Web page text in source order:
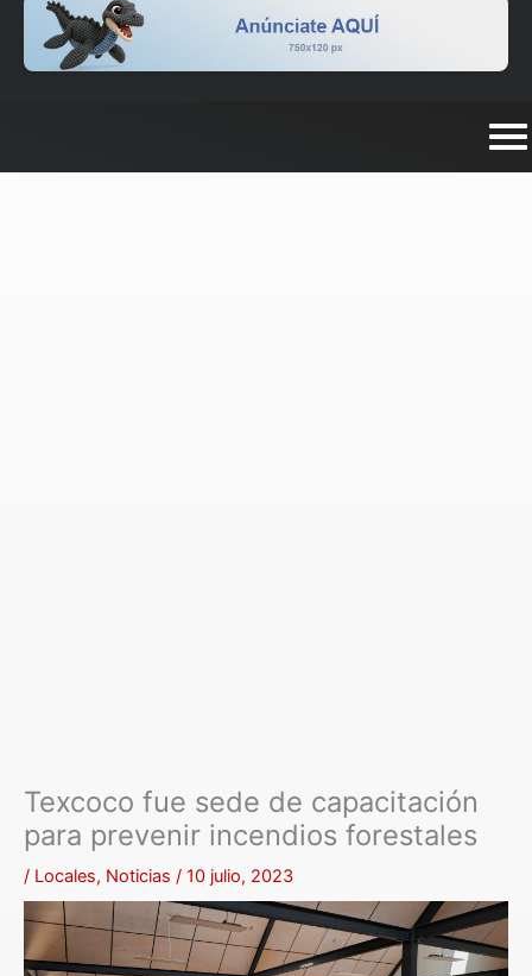
Texcoco fue sede de capacitación
para prevenir incendios forestales
/ Locales, Noticias / 10 julio, 2023